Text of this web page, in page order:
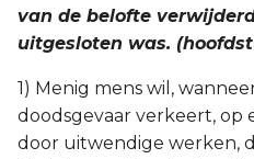
van de belofte
uitgesloten was.
1) Menig mens wil,
doodsgevaar verkeert, op
door uitwendige werken,